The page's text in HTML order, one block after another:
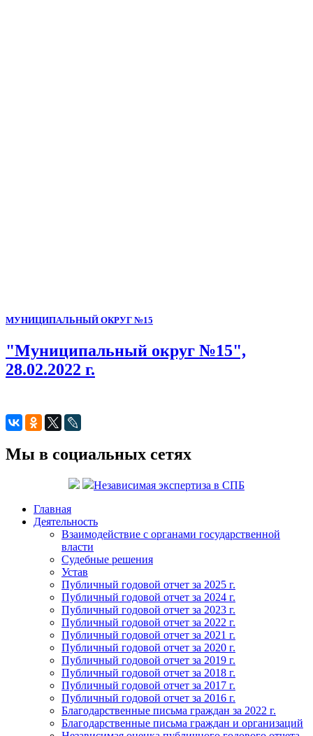
МУНИЦИПАЛЬНЫЙ ОКРУГ №15
"Муниципальный округ №15",
28.02.2022 г.
Мы в социальных сетях
Независимая экспертиза в СПБ
Главная
Деятельность
Взаимодействие с органами государственной
власти
Судебные решения
Устав
Публичный годовой отчет за 2025 г.
Публичный годовой отчет за 2024 г.
Публичный годовой отчет за 2023 г.
Публичный годовой отчет за 2022 г.
Публичный годовой отчет за 2021 г.
Публичный годовой отчет за 2020 г.
Публичный годовой отчет за 2019 г.
Публичный годовой отчет за 2018 г.
Публичный годовой отчет за 2017 г.
Публичный годовой отчет за 2016 г.
Благодарственные письма граждан за 2022 г.
Благодарственные письма граждан и организаций